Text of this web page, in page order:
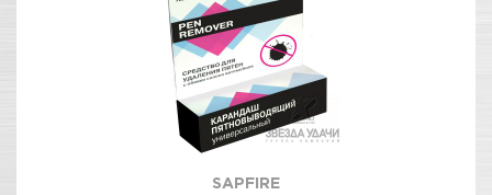
SAPFIRE